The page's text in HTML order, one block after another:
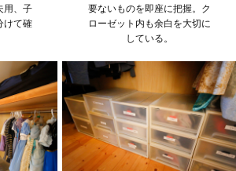
用、子
けて確
要ないものを即座に把握。ク
ローゼット内も余白を大切に
している。